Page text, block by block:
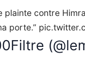
plainte contre
porte.”